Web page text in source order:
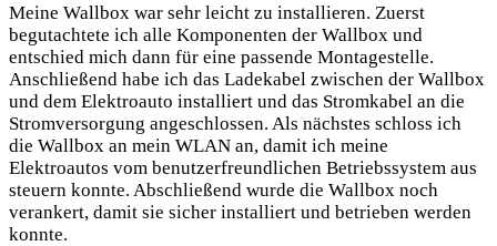
Meine Wallbox war sehr leicht zu installieren. Zuerst
begutachtete ich alle Komponenten der Wallbox und
entschied mich dann für eine passende Montagestelle.
Anschließend habe ich das Ladekabel zwischen der Wallbox
und dem Elektroauto installiert und das Stromkabel an die
Stromversorgung angeschlossen. Als nächstes schloss ich
die Wallbox an mein WLAN an, damit ich meine
Elektroautos vom benutzerfreundlichen Betriebssystem aus
steuern konnte. Abschließend wurde die Wallbox noch
verankert, damit sie sicher installiert und betrieben werden
konnte.